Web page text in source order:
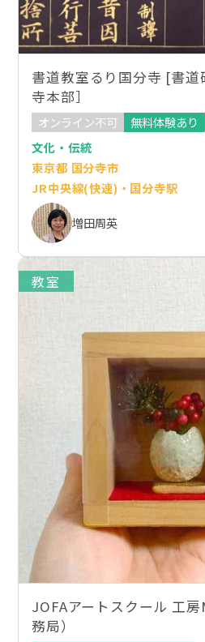
書道教室るり国分寺 [書
寺本部］
オンライン不可
無料体験あり
文化・伝統
東京都 国分寺市
JR中央線(快速)・国分寺駅
増田周英
教室
JOFAアートスクール 工
務局）